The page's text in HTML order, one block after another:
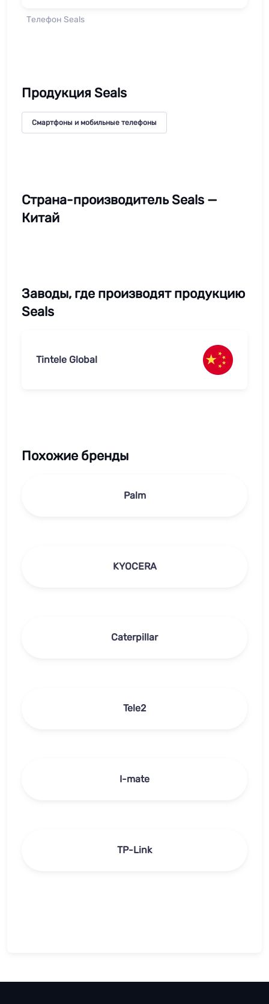
Телефон Seals
Продукция Seals
Смартфоны и мобильные телефоны
Страна-производитель Seals —
Китай
Заводы, где производят продукцию
Seals
Tintele Global
Похожие бренды
Palm
KYOCERA
Caterpillar
Tele2
I-mate
TP-Link